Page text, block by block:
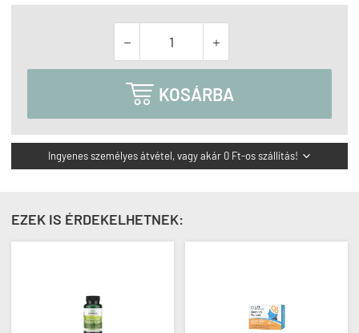
 
 KOSÁRBA
Ingyenes személyes átvétel, vagy akár 0 Ft-os szállítás! 
EZEK IS ÉRDEKELHETNEK: